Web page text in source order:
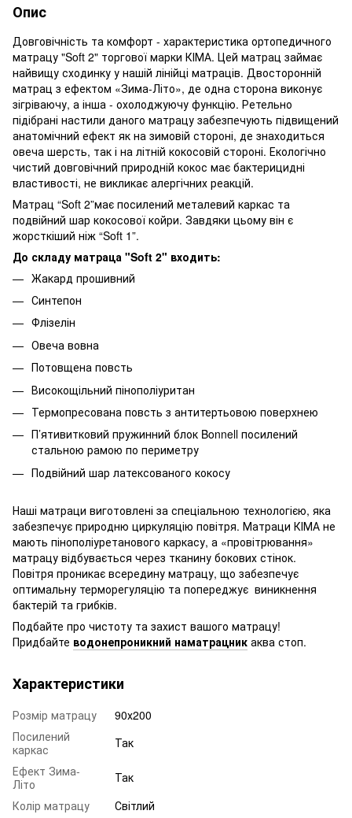
Опис
Довговічність та комфорт - характеристика ортопедичного
матрацу "Soft 2" торгової марки КІМА. Цей матрац займає
найвищу сходинку у нашій лінійці матраців. Двосторонній
матрац з ефектом «Зима-Літо», де одна сторона виконує
зігріваючу, а інша - охолоджуючу функцію. Ретельно
підібрані настили даного матрацу забезпечують підвищений
анатомічний ефект як на зимовій стороні, де знаходиться
овеча шерсть, так і на літній кокосовій стороні. Екологічно
чистий довговічний природній кокос має бактерицидні
властивості, не викликає алергічних реакцій.
Матрац “Soft 2”має посилений металевий каркас та
подвійний шар кокосової койри. Завдяки цьому він є
жорсткіший ніж “Soft 1”.
До складу матраца "Soft 2" входить:
Жакард прошивний
Синтепон
Флізелін
Овеча вовна
Потовщена повсть
Високощільний пінополіуритан
Термопресована повсть з антитертьовою поверхнею
П’ятивитковий пружинний блок Bonnell посилений
стальною рамою по периметру
Подвійний шар латексованого кокосу
Наші матраци виготовлені за спеціальною технологією, яка
забезпечує природню циркуляцію повітря. Матраци КІМА не
мають пінополіуретанового каркасу, а «провітрювання»
матрацу відбувається через тканину бокових стінок.
Повітря проникає всередину матрацу, що забезпечує
оптимальну терморегуляцію та попереджує виникнення
бактерій та грибків.
Подбайте про чистоту та захист вашого матрацу!
Придбайте водонепроникний наматрацник аква стоп.
Характеристики
Розмір матрацу
90х200
Посилений
каркас
Так
Ефект Зима-
Літо
Так
Колір матрацу
Світлий